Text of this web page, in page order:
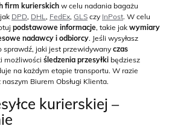
firm kurierskich w celu nadania bagażu
DPD, DHL , FedEx, GLS czy InPost. W celu
podstawowe informacje, takie jak wymiary
nadawcy i odbiorcy. Jeśli wysyłasz
sprawdź, jaki jest przewidywany czas
możliwości śledzenia przesyłki będziesz
na każdym etapie transportu. W razie
naszym Biurem Obsługi Klienta.
kurierskiej –